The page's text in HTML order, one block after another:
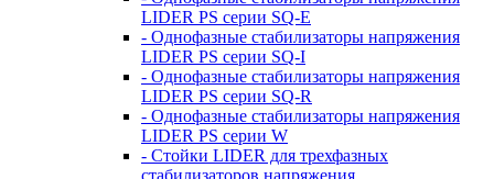
LIDER PS серии SQ-E
- Однофазные стабилизаторы напряжения
LIDER PS серии SQ-I
- Однофазные стабилизаторы напряжения
LIDER PS серии SQ-R
- Однофазные стабилизаторы напряжения
LIDER PS серии W
- Стойки LIDER для трехфазных
стабилизаторов напряжения